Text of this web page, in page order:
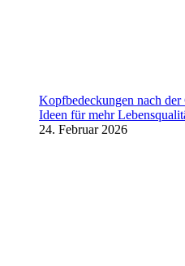
Kopfbedeckungen nach
Ideen für mehr
24. Februar 2026